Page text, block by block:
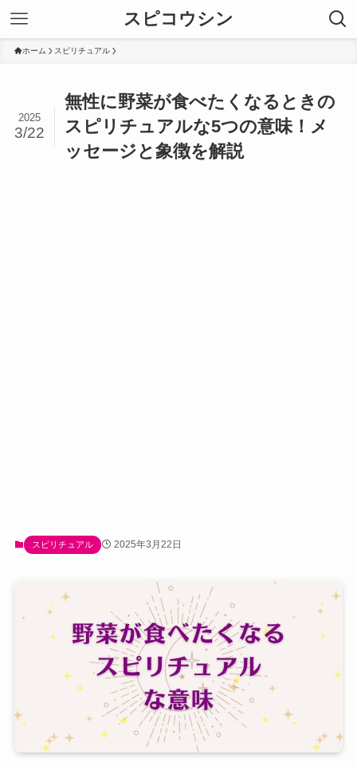
スピコウシン
ホーム スピリチュアル
無性に野菜が食べたくなるときの
スピリチュアルな5つの意味！メ
ッセージと象徴を解説
2025
3/22
スピリチュアル 2025年3月22日